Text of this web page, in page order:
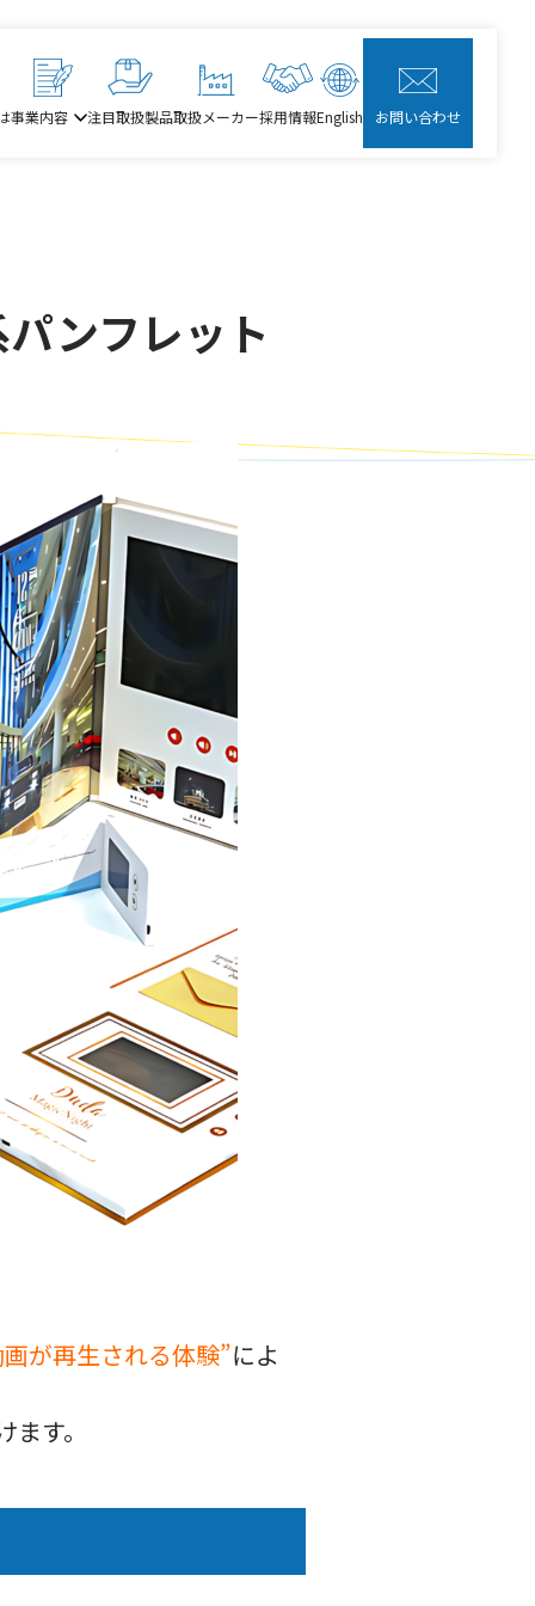
事業内容 注目取扱製品取扱メーカー採用情報English お問い合わせ
系パンフレット
が再生される体験”によ
す。